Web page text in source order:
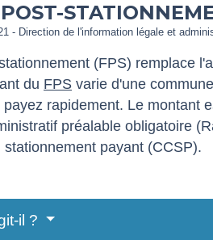
- Direction de l'information légale et
(FPS) remplace
du FPS varie d'une
rapidement. Le montant
préalable obligatoire
payant (CCSP).
il ?